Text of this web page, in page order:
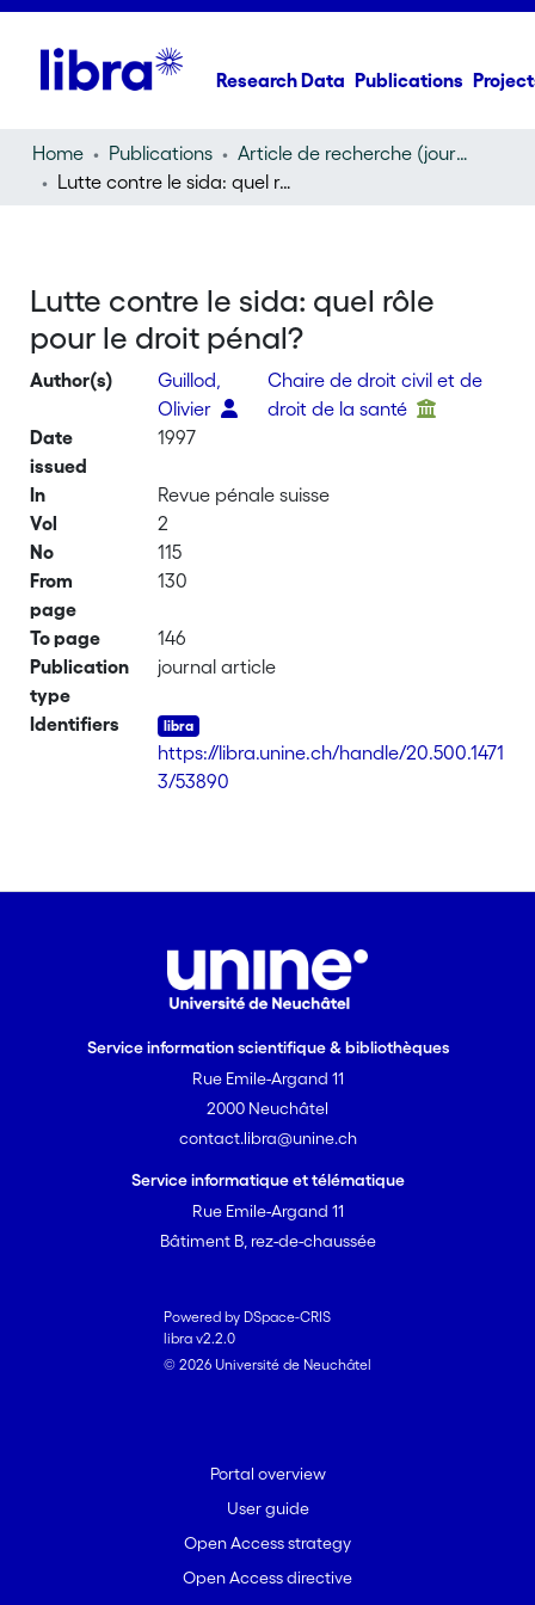
Research Data Publications
Home Publications
Article de recherche (journal article)
Lutte contre le sida: quel rôle pour le droit pénal?
Lutte contre le sida: quel rôle
pour le droit pénal?
Author(s)
Guillod,
Olivier
Chaire de droit civil et de
droit de la santé
Date
issued
1997
In
Revue pénale suisse
Vol
2
No
115
From
page
130
To page
146
Publication
type
journal article
Identifiers
https://libra.unine.ch/handle/20.500.1471
3/53890
Service information scientifique & bibliothèques
Rue Emile-Argand 11
2000 Neuchâtel
contact.libra@unine.ch
Service informatique et télématique
Rue Emile-Argand 11
Bâtiment B, rez-de-chaussée
Powered by DSpace-CRIS
libra v2.2.0
© 2026 Université de Neuchâtel
Portal overview
User guide
Open Access strategy
Open Access directive